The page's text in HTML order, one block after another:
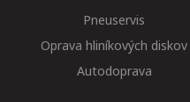
Pneuservis
Oprava hliníkových diskov
Autodoprava